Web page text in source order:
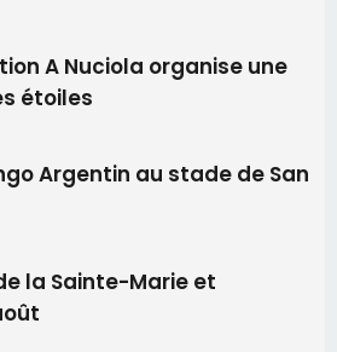
A Nuciola organise une
étoiles
Argentin au stade de San
la Sainte-Marie et